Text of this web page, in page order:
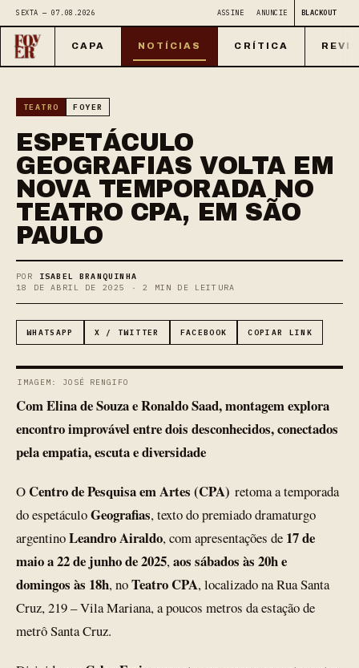
SEXTA — 07.08.2026 ASSINE ANUNCIE BLACKOUT
CAPA NOTÍCIAS CRÍTICA
TEATRO FOYER
ESPETÁCULO
GEOGRAFIAS VOLTA EM
NOVA TEMPORADA NO
TEATRO CPA, EM SÃO
PAULO
POR ISABEL BRANQUINHA
18 DE ABRIL DE 2025 · 2 MIN DE LEITURA
WHATSAPP X / TWITTER FACEBOOK COPIAR LINK
IMAGEM: JOSÉ RENGIFO
Com Elina de Souza e Ronaldo Saad, montagem explora
encontro improvável entre dois desconhecidos, conectados
pela empatia, escuta e diversidade
OCentro de Pesquisa em Artes (CPA) retoma a temporada
do espetáculoGeografias, texto do premiado dramaturgo
argentinoLeandro Airaldo, com apresentações de 17 de
maio a 22 de junho de 2025,aos sábados às 20h e
domingos às 18h, noTeatro CPA, localizado na Rua Santa
Cruz, 219 – Vila Mariana, a poucos metros da estação de
metrô Santa Cruz.